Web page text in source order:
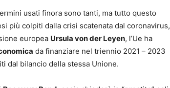
usati finora sono tanti, ma tutto questo
più colpiti dalla crisi scatenata dal coronavirus,
europea Ursula von der Leyen, l’Ue ha
da finanziare nel triennio 2021 – 2023
dal bilancio della stessa Unione.